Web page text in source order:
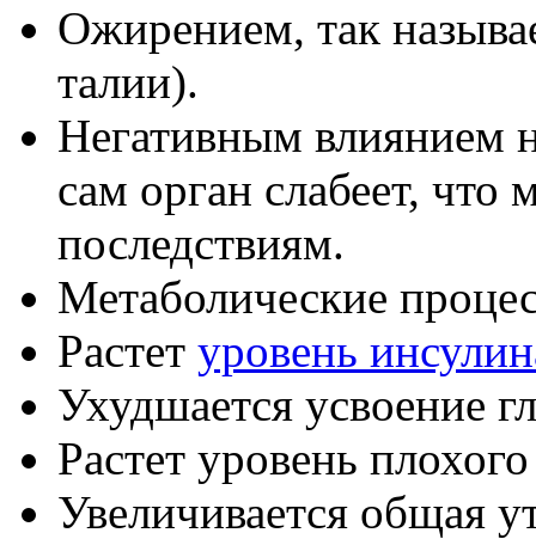
Ожирением, так
талии).
Негативным влиянием
сам орган слабеет,
последствиям.
Метаболические
Растет уровень
Ухудшается усвоение
Растет уровень
Увеличивается общая